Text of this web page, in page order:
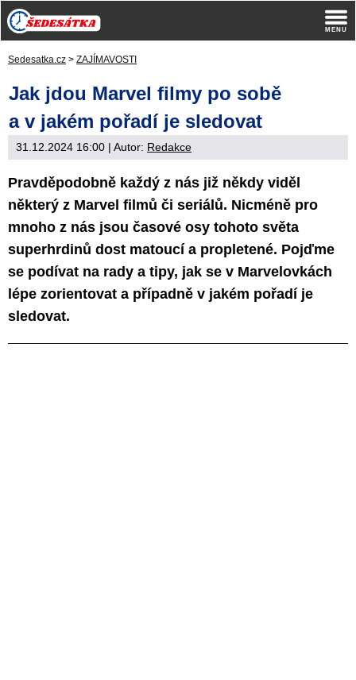
Sedesatka.cz > ZAJÍMAVOSTI
Jak jdou Marvel filmy po sobě
a v jakém pořadí je sledovat
31.12.2024 16:00 | Autor: Redakce
Pravděpodobně každý z nás již někdy viděl
některý z Marvel filmů či seriálů. Nicméně pro
mnoho z nás jsou časové osy tohoto světa
superhrdinů dost matoucí a propletené. Pojďme
se podívat na rady a tipy, jak se v Marvelovkách
lépe zorientovat a případně v jakém pořadí je
sledovat.